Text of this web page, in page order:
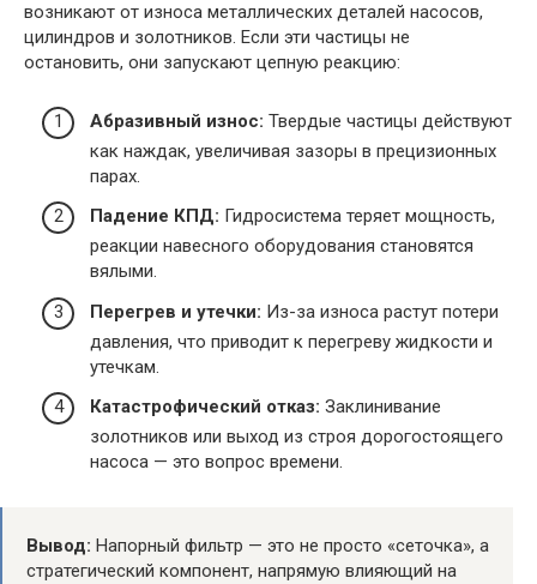
возникают от износа металлических деталей насосов,
цилиндров и золотников. Если эти частицы не
остановить, они запускают цепную реакцию:
Абразивный износ: Твердые частицы действуют
как наждак, увеличивая зазоры в прецизионных
парах.
Падение КПД: Гидросистема теряет мощность,
реакции навесного оборудования становятся
вялыми.
Перегрев и утечки: Из-за износа растут потери
давления, что приводит к перегреву жидкости и
утечкам.
Катастрофический отказ: Заклинивание
золотников или выход из строя дорогостоящего
насоса — это вопрос времени.
Вывод: Напорный фильтр — это не просто «сеточка», а
стратегический компонент, напрямую влияющий на